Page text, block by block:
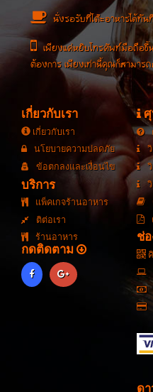
นั่งรอรับที่โต๊ะอาหารได้ทัน
เพียงแค่หยิบโทรศัพท์มือถือขึ้
ต้องการ เพียงเท่านี้คุณก็สามาร
เกี่ยวกับเรา
เกี่ยวกับเรา
นโยบายความปลดภัย
ข้อตกลงและเงื่อนไข
บริการ
แพ็คเกจร้านอาหาร
ติต่อเรา
ร้านอาหาร
กดติดตาม
ศุ
ช่อ
ด